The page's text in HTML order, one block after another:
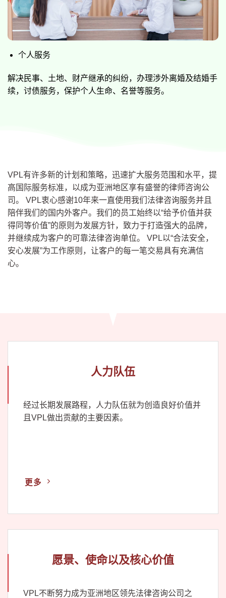
个人服务
解决民事、土地、财产继承的纠纷，办理涉外离婚及结婚手
续，讨债服务，保护个人生命、名誉等服务。
VPL有许多新的计划和策略，迅速扩大服务范围和水平，提
高国际服务标准，以成为亚洲地区享有盛誉的律师咨询公
司。 VPL衷心感谢10年来一直使用我们法律咨询服务并且
陪伴我们的国内外客户。我们的员工始终以“给予价值并获
得同等价值”的原则为发展方针，致力于打造强大的品牌，
并继续成为客户的可靠法律咨询单位。 VPL以“合法安全，
安心发展”为工作原则，让客户的每一笔交易具有充满信
心。
人力队伍
经过长期发展路程，人力队伍就为创造良好价值并
且VPL做出贡献的主要因素。
更多
愿景、使命以及核心价值
VPL不断努力成为亚洲地区领先法律咨询公司之